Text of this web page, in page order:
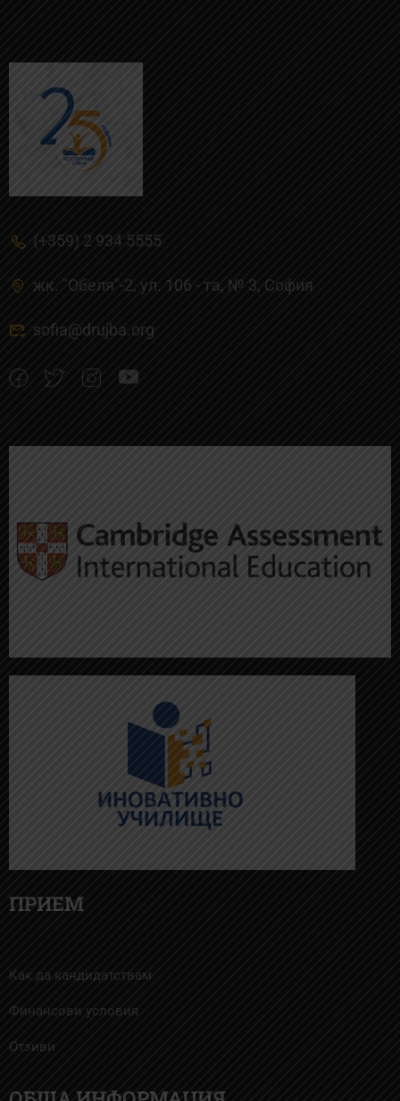
(+359) 2 934 5555
жк. "Обеля"-2, ул. 106 - та, № 3, Cофия
sofia@drujba.org
ПРИЕМ
Как да кандидатствам
Финансови условия
Отзиви